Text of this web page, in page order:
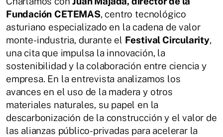
Fundación CETEMAS, centro tecnológico
asturiano especializado en la cadena de valor
monte-industria, durante el Festival Circularity,
una cita que impulsa la innovación, la
sostenibilidad y la colaboración entre ciencia y
empresa. En la entrevista analizamos los
avances en el uso de la madera y otros
materiales naturales, su papel en la
descarbonización de la construcción y el valor de
las alianzas público-privadas para acelerar la